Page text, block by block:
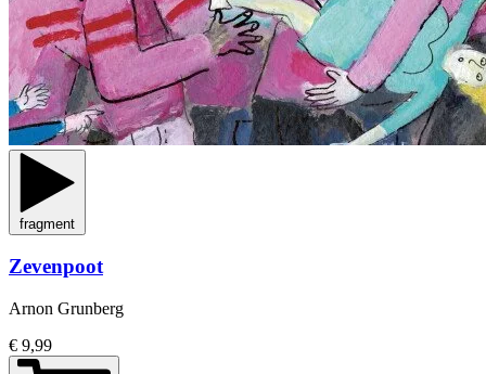
fragment
Zevenpoot
Arnon Grunberg
€ 9,99